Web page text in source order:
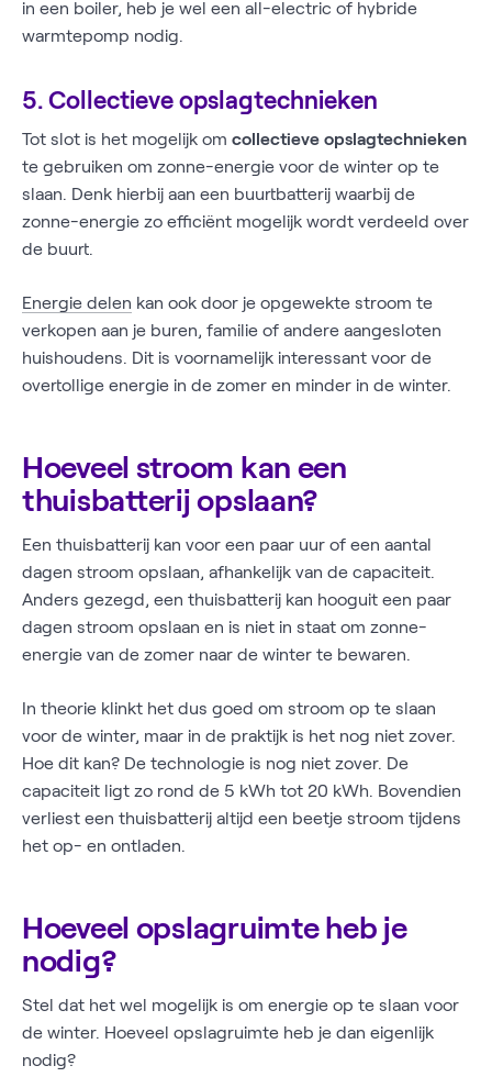
in een boiler, heb je wel een all-electric of hybride
warmtepomp nodig.
5. Collectieve opslagtechnieken
Tot slot is het mogelijk om collectieve opslagtechnieken
te gebruiken om zonne-energie voor de winter op te
slaan. Denk hierbij aan een buurtbatterij waarbij de
zonne-energie zo efficiënt mogelijk wordt verdeeld over
de buurt.
Energie delen kan ook door je opgewekte stroom te
verkopen aan je buren, familie of andere aangesloten
huishoudens. Dit is voornamelijk interessant voor de
overtollige energie in de zomer en minder in de winter.
Hoeveel stroom kan een
thuisbatterij opslaan?
Een thuisbatterij kan voor een paar uur of een aantal
dagen stroom opslaan, afhankelijk van de capaciteit.
Anders gezegd, een thuisbatterij kan hooguit een paar
dagen stroom opslaan en is niet in staat om zonne-
energie van de zomer naar de winter te bewaren.
In theorie klinkt het dus goed om stroom op te slaan
voor de winter, maar in de praktijk is het nog niet zover.
Hoe dit kan? De technologie is nog niet zover. De
capaciteit ligt zo rond de 5 kWh tot 20 kWh. Bovendien
verliest een thuisbatterij altijd een beetje stroom tijdens
het op- en ontladen.
Hoeveel opslagruimte heb je
nodig?
Stel dat het wel mogelijk is om energie op te slaan voor
de winter. Hoeveel opslagruimte heb je dan eigenlijk
nodig?